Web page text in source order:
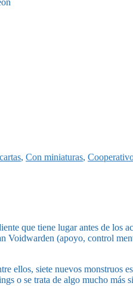
, Con miniaturas,
que tiene lugar antes de
Voidwarden (apoyo, control
ellos, siete nuevos monstruos
o se trata de algo mucho más